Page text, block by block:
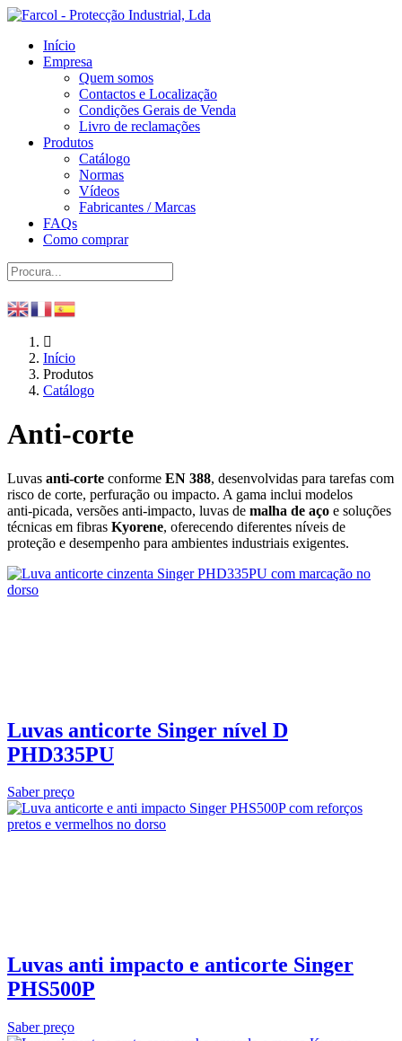
Início
Empresa
Quem somos
Contactos e Localização
Condições Gerais de Venda
Livro de reclamações
Produtos
Catálogo
Normas
Vídeos
Fabricantes / Marcas
FAQs
Como comprar
Início
Produtos
Catálogo
Anti-corte
Luvas anti‑corte conforme EN 388, desenvolvidas para tarefas com
risco de corte, perfuração ou impacto. A gama inclui modelos
anti‑picada, versões anti‑impacto, luvas de malha de aço e soluções
técnicas em fibras Kyorene, oferecendo diferentes níveis de
proteção e desempenho para ambientes industriais exigentes.
Luvas anticorte Singer nível D
PHD335PU
Saber preço
Luvas anti impacto e anticorte Singer
PHS500P
Saber preço